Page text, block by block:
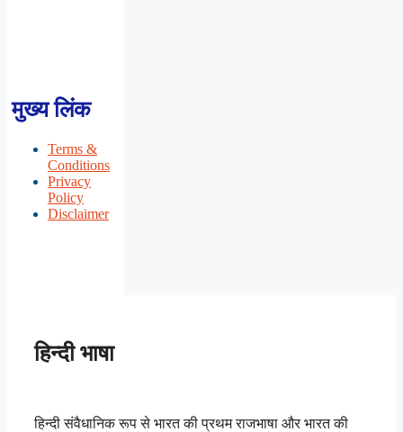
मुख्य लिंक
Terms &
Conditions
Privacy
Policy
Disclaimer
हिन्दी भाषा
हिन्दी संवैधानिक रूप से भारत की प्रथम राजभाषा और भारत की